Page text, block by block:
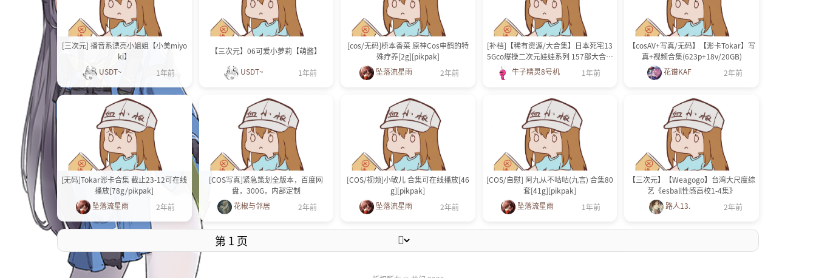
[三次元] 播音系漂亮小姐姐【小美miyo
ki】
USDT~
1年前
【三次元】06可爱小萝莉【萌酱】
USDT~ 1年前
[cos/无码]桥本香菜 原神Cos申鹤的特
殊疗养[2g][pikpak]
坠落流星雨
2年前
[补档]【稀有资源/大合集】日本死宅13
5Gco爆操二次元娃娃系列 157部大合集
【80G/全CV】
牛子精灵8号机 1年前
【cosAV+写真/无码】【浵卡Tokar】写
真+视频合集(623p+18v/20GB)
花谱KAF
2年前
[无码]Tokar浵卡合集 截止23-12可在线
播放[78g/pikpak]
坠落流星雨
2年前
[COS写真]紧急策划全版本，百度网
盘，300G，内部定制
花椒与邻居
2年前
[COS/视频]小敏儿 合集可在线播放[46
g][pikpak]
坠落流星雨
2年前
[COS/自慰] 阿九从不咕咕(九言) 合集80
套[41g][pikpak]
坠落流星雨
1年前
【三次元】【Weagogo】台湾大尺度综
艺《esball性感高校1-4集》
路人13.
2年前